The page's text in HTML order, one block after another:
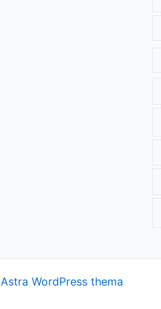
Astra WordPress thema